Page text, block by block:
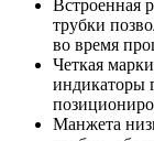
Встроенная
трубки
во время
Четкая
индикаторы
Манжета